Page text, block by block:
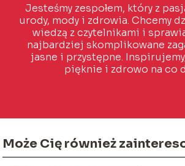
Jesteśmy zespołem, który z
urody, mody i zdrowia. Chcemy
wiedzą z czytelnikami i
najbardziej skomplikowane
jasne i przystępne.
pięknie i zdrowo na co
Może Cię również